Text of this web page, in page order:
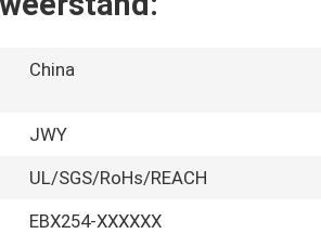
China
JWY
UL/SGS/RoHs/REACH
EBX254-XXXXXX